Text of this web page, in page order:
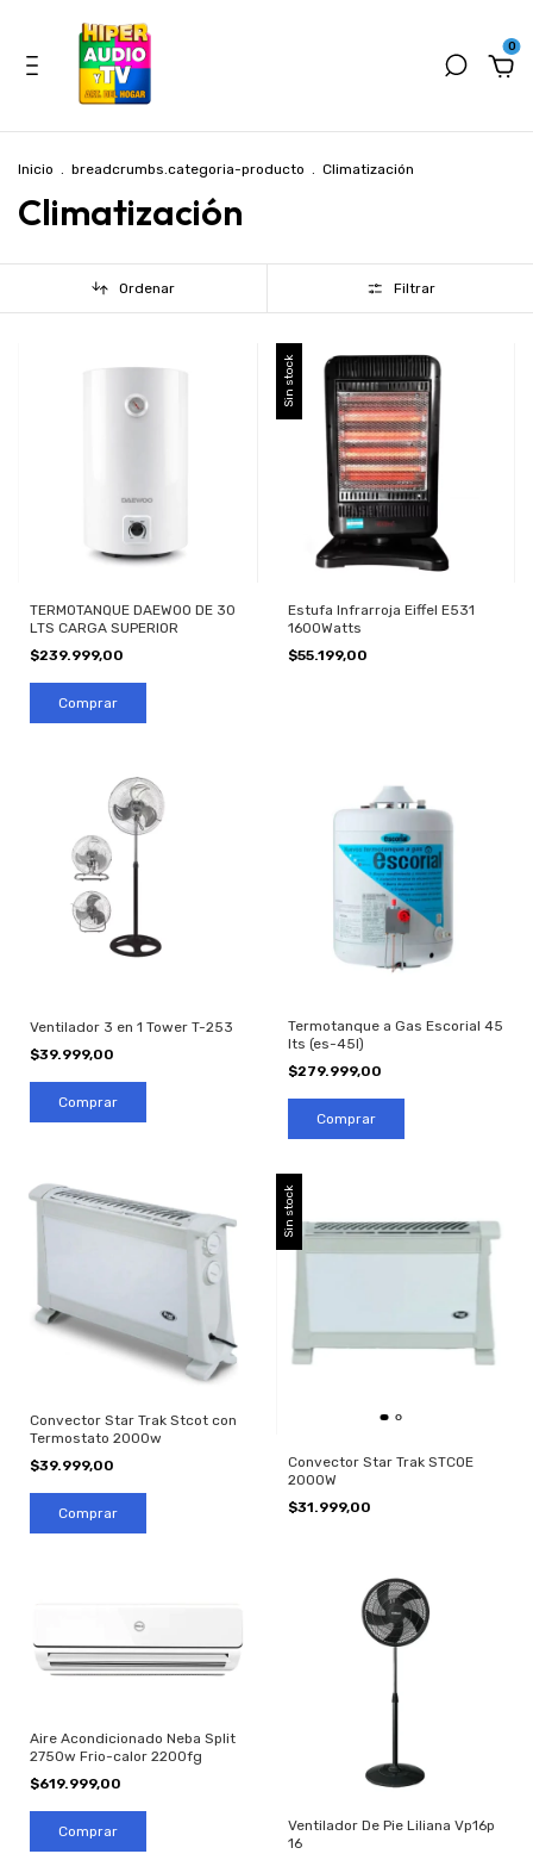
0
Inicio . breadcrumbs.categoria-producto . Climatización
Climatización
Ordenar Filtrar
TERMOTANQUE DAEWOO DE 30
LTS CARGA SUPERIOR
$239.999,00
Sin stock
Estufa Infrarroja Eiffel E531
1600Watts
$55.199,00
Ventilador 3 en 1 Tower T-253
$39.999,00
Termotanque a Gas Escorial 45
lts (es-45l)
$279.999,00
Convector Star Trak Stcot con
Termostato 2000w
$39.999,00
Sin stock
Convector Star Trak STCOE
2000W
$31.999,00
Aire Acondicionado Neba Split
2750w Frio-calor 2200fg
$619.999,00
Ventilador De Pie Liliana Vp16p
16